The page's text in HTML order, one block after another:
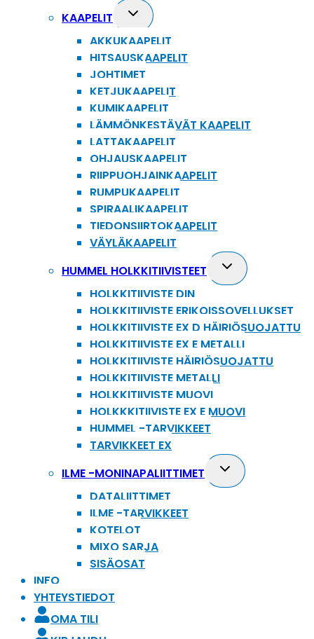
menu
KAAPELIT
Toggle
child
menu
AKKUKAAPELIT
HITSAUSKAAPELIT
JOHTIMET
KETJUKAAPELIT
KUMIKAAPELIT
LÄMMÖNKESTÄVÄT KAAPELIT
LATTAKAAPELIT
OHJAUSKAAPELIT
RIIPPUOHJAINKAAPELIT
RUMPUKAAPELIT
SPIRAALIKAAPELIT
TIEDONSIIRTOKAAPELIT
VÄYLÄKAAPELIT
HUMMEL HOLKKITIIVISTEET
Toggle
child
HOLKKITIIVISTE DIN
HOLKKITIIVISTE ERIKOISSOVELLUKSET
HOLKKITIIVISTE EX D HÄIRIÖSUOJATTU
HOLKKITIIVISTE EX E METALLI
HOLKKITIIVISTE HÄIRIÖSUOJATTU
HOLKKITIIVISTE METALLI
HOLKKITIIVISTE MUOVI
HOLKKKITIIVISTE EX E MUOVI
HUMMEL -TARVIKKEET
TARVIKKEET EX
ILME -MONINAPALIITTIMET
Toggle
child
DATALIITTIMET
ILME -TARVIKKEET
KOTELOT
MIXO SARJA
SISÄOSAT
INFO
YHTEYSTIEDOT
OMA TILI